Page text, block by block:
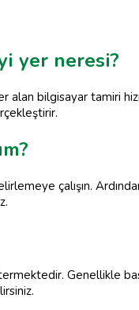
yer neresi?
alan bilgisayar tamiri
çalışın.
Genellikle